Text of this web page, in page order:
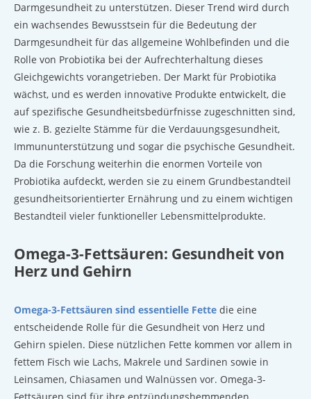
Darmgesundheit zu unterstützen. Dieser Trend wird durch
ein wachsendes Bewusstsein für die Bedeutung der
Darmgesundheit für das allgemeine Wohlbefinden und die
Rolle von Probiotika bei der Aufrechterhaltung dieses
Gleichgewichts vorangetrieben. Der Markt für Probiotika
wächst, und es werden innovative Produkte entwickelt, die
auf spezifische Gesundheitsbedürfnisse zugeschnitten sind,
wie z. B. gezielte Stämme für die Verdauungsgesundheit,
Immununterstützung und sogar die psychische Gesundheit.
Da die Forschung weiterhin die enormen Vorteile von
Probiotika aufdeckt, werden sie zu einem Grundbestandteil
gesundheitsorientierter Ernährung und zu einem wichtigen
Bestandteil vieler funktioneller Lebensmittelprodukte.
Omega-3-Fettsäuren: Gesundheit von
Herz und Gehirn
Omega-3-Fettsäuren sind essentielle Fette die eine
entscheidende Rolle für die Gesundheit von Herz und
Gehirn spielen. Diese nützlichen Fette kommen vor allem in
fettem Fisch wie Lachs, Makrele und Sardinen sowie in
Leinsamen, Chiasamen und Walnüssen vor. Omega-3-